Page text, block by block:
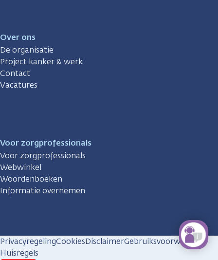
Over ons
De organisatie
Project kanker & werk
Contact
Vacatures
Voor zorgprofessionals
Voor zorgprofessionals
Webwinkel
Woordenboeken
Informatie overnemen
PrivacyregelingCookiesDisclaimerGebruiksvoorwaarden
Huisregels